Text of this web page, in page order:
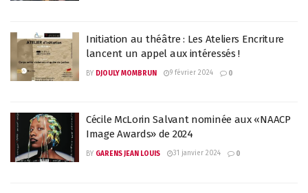
Initiation au théâtre : Les Ateliers Encriture
lancent un appel aux intéressés !
BY DJOULY MOMBRUN 9 février 2024 0
Cécile McLorin Salvant nominée aux «NAACP
Image Awards» de 2024
BY GARENS JEAN LOUIS 31 janvier 2024 0